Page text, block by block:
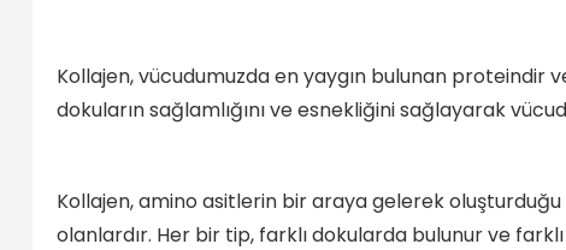
Kollajen, vücudumuzda en yaygın bulunan proteindir
dokuların sağlamlığını ve esnekliğini sağlayarak
Kollajen, amino asitlerin bir araya gelerek
olanlardır. Her bir tip, farklı dokularda bulunur ve